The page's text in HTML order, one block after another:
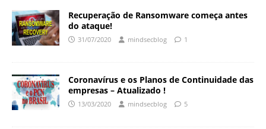
Recuperação de Ransomware começa antes
do ataque!
31/07/2020 mindsecblog 1
Coronavírus e os Planos de Continuidade das
empresas – Atualizado !
13/03/2020 mindsecblog 5